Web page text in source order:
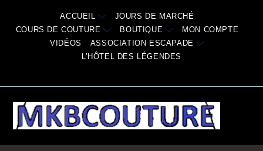
ACCUEIL
JOURS DE MARCHÉ
COURS DE COUTURE
BOUTIQUE
MON COMPTE
VIDÉOS
ASSOCIATION ESCAPADE
L’HÔTEL DES LÉGENDES